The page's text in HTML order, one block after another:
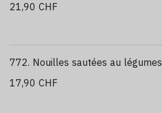
21,90 CHF
772. Nouilles sautées au légumes
17,90 CHF